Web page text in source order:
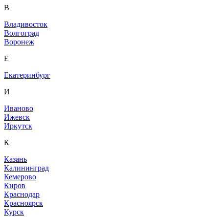
В
Владивосток
Волгоград
Воронеж
Е
Екатеринбург
И
Иваново
Ижевск
Иркутск
К
Казань
Калининград
Кемерово
Киров
Краснодар
Красноярск
Курск